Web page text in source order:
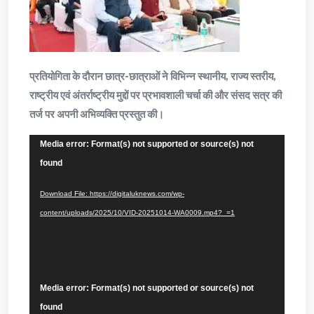
प्रतियोगिता के दौरान छात्र-छात्राओं ने विभिन्न स्थानीय, राज्य स्तरीय,
राष्ट्रीय एवं अंतर्राष्ट्रीय मुद्दों पर प्रभावशाली चर्चा की और संसद सत्र की
तर्ज पर अपनी अभिव्यक्ति प्रस्तुत की।
Video
Player
Media error: Format(s) not supported or source(s) not
found
Download File: https://digitaluknews.com/wp-
content/uploads/2025/10/VID-20251014-WA0009.mp4?_=1
Video
Player
Media error: Format(s) not supported or source(s) not
found